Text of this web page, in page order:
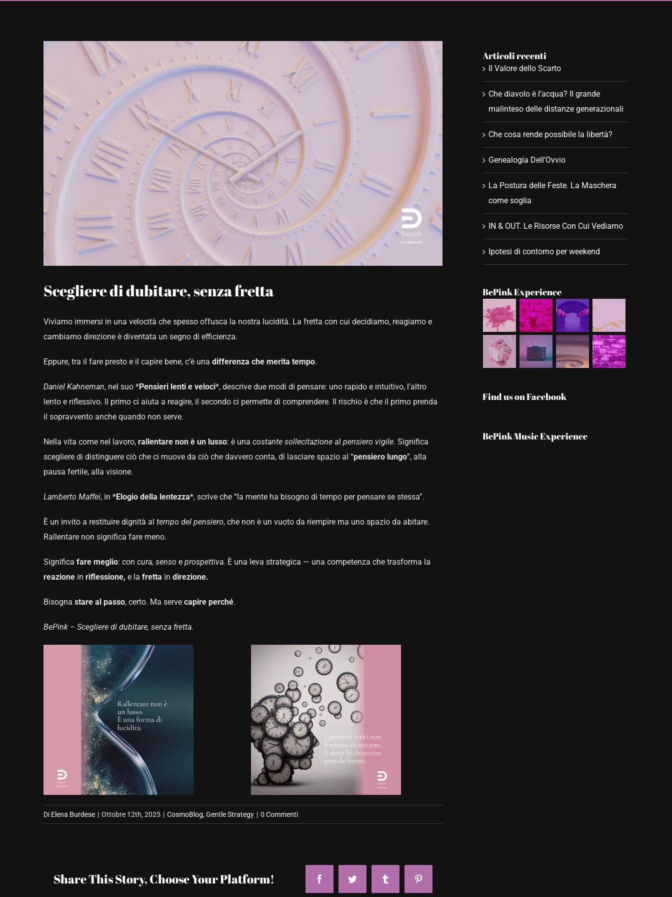
Scegliere di dubitare, senza fretta
Viviamo immersi in una velocità che spesso offusca la nostra lucidità. La fretta con cui decidiamo, reagiamo e
cambiamo direzione è diventata un segno di efficienza.
Eppure, tra il fare presto e il capire bene, c’è una differenza che merita tempo.
Daniel Kahneman, nel suo *Pensieri lenti e veloci*, descrive due modi di pensare: uno rapido e intuitivo, l’altro
lento e riflessivo. Il primo ci aiuta a reagire, il secondo ci permette di comprendere. Il rischio è che il primo prenda
il sopravvento anche quando non serve.
Nella vita come nel lavoro, rallentare non è un lusso: è una costante sollecitazioneal pensiero vigile. Significa
scegliere di distinguere ciò che ci muove da ciò che davvero conta, di lasciare spazio al “pensiero lungo”, alla
pausa fertile, alla visione.
Lamberto Maffei, in *Elogio della lentezza*, scrive che “la mente ha bisogno di tempo per pensare se stessa”.
È un invito a restituire dignità al tempo del pensiero, che non è un vuoto da riempire ma uno spazio da abitare.
Rallentare non significa fare meno.
Significa fare meglio: con cura, senso e prospettiva. È una leva strategica — una competenza che trasforma la
reazionein riflessione, e la fretta in direzione.
Bisogna stare al passo, certo. Ma serve capire perché.
BePink – Scegliere di dubitare, senza fretta.
Di Elena Burdese | Ottobre 12th, 2025 | CosmoBlog,Gentle Strategy | 0 Commenti
Share This Story, Choose Your Platform! FacebookTwitter Tumblr Pinterest
Articoli recenti
Il Valore dello Scarto
Che diavolo è l’acqua? Il grande
malinteso delle distanze generazionali
Che cosa rende possibile la libertà?
Genealogia Dell’Ovvio
La Postura delle Feste. La Maschera
come soglia
IN & OUT. Le Risorse Con Cui Vediamo
Ipotesi di contorno per weekend
BePink Experience
Find us on Facebook
BePink Music Experience